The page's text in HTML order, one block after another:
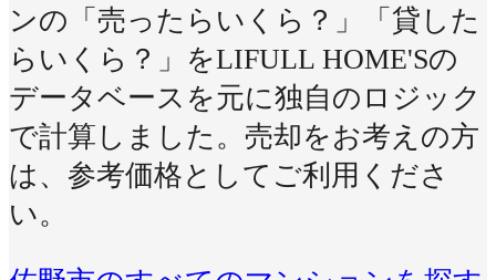
ンの「売ったらいくら？」「貸した
らいくら？」をLIFULL HOME'Sの
データベースを元に独自のロジック
で計算しました。売却をお考えの方
は、参考価格としてご利用くださ
い。